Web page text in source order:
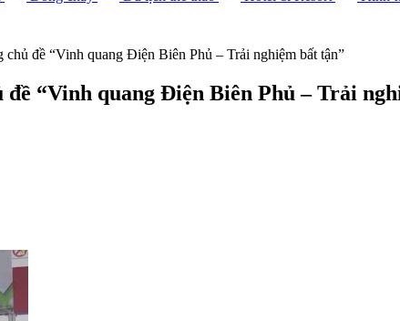
đề “Vinh quang Điện Biên Phủ – Trải nghiệm bất tận”
“Vinh quang Điện Biên Phủ – Trải